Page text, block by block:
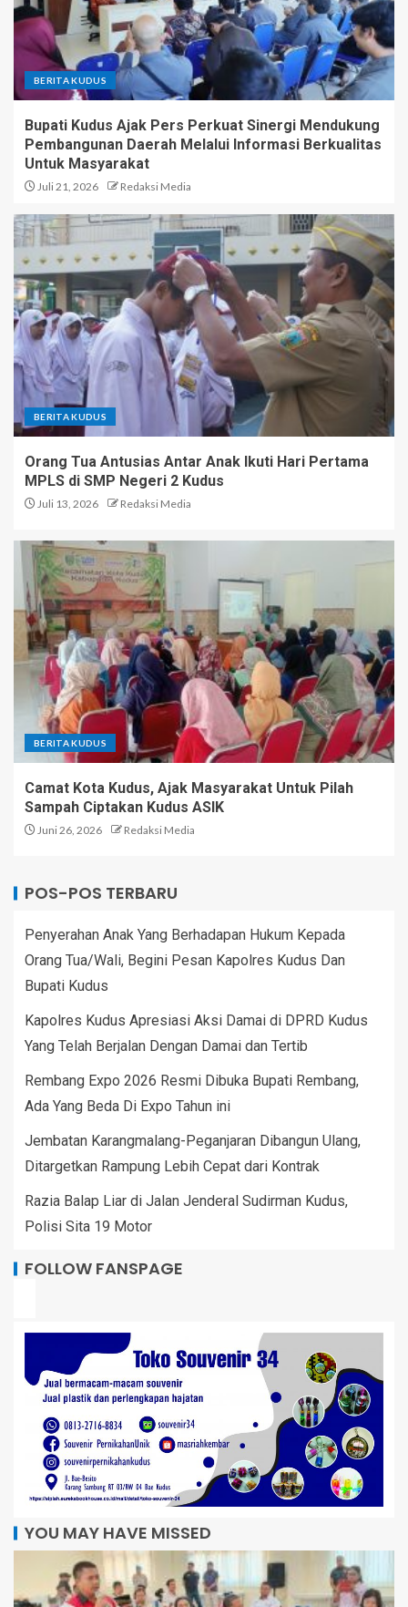
BERITA KUDUS
Bupati Kudus Ajak Pers Perkuat Sinergi Mendukung
Pembangunan Daerah Melalui Informasi Berkualitas
Untuk Masyarakat
Juli 21, 2026 Redaksi Media
BERITA KUDUS
Orang Tua Antusias Antar Anak Ikuti Hari Pertama
MPLS di SMP Negeri 2 Kudus
Juli 13, 2026 Redaksi Media
BERITA KUDUS
Camat Kota Kudus, Ajak Masyarakat Untuk Pilah
Sampah Ciptakan Kudus ASIK
Juni 26, 2026 Redaksi Media
POS-POS TERBARU
Penyerahan Anak Yang Berhadapan Hukum Kepada
Orang Tua/Wali, Begini Pesan Kapolres Kudus Dan
Bupati Kudus
Kapolres Kudus Apresiasi Aksi Damai di DPRD Kudus
Yang Telah Berjalan Dengan Damai dan Tertib
Rembang Expo 2026 Resmi Dibuka Bupati Rembang,
Ada Yang Beda Di Expo Tahun ini
Jembatan Karangmalang-Peganjaran Dibangun Ulang,
Ditargetkan Rampung Lebih Cepat dari Kontrak
Razia Balap Liar di Jalan Jenderal Sudirman Kudus,
Polisi Sita 19 Motor
FOLLOW FANSPAGE
YOU MAY HAVE MISSED